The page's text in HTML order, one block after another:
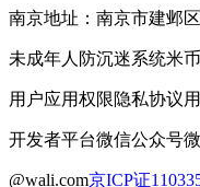
南京地址：南京市建邺
未成年人防沉迷系统米币
用户应用权限隐私协议
开发者平台微信公众号
@wali.com京ICP证